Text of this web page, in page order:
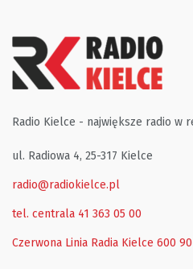
Radio Kielce - największe radio w
ul. Radiowa 4, 25-317 Kielce
radio@radiokielce.pl
tel. centrala 41 363 05 00
Czerwona Linia Radia Kielce 600